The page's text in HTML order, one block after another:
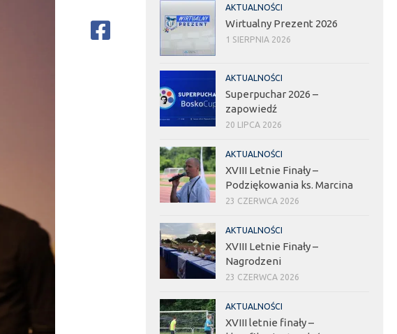
AKTUALNOŚCI
Wirtualny Prezent 2026
1 SIERPNIA 2026
AKTUALNOŚCI
Superpuchar 2026 –
zapowiedź
20 LIPCA 2026
AKTUALNOŚCI
XVIII Letnie Finały –
Podziękowania ks. Marcina
23 CZERWCA 2026
AKTUALNOŚCI
XVIII Letnie Finały –
Nagrodzeni
23 CZERWCA 2026
AKTUALNOŚCI
XVIII letnie finały –